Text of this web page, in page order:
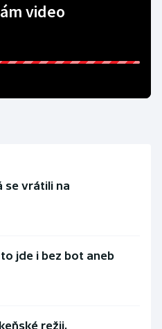
video
se vrátili na
jde i bez bot aneb
režii,